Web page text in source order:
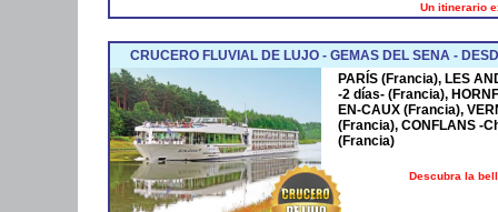
Un itinerario
CRUCERO FLUVIAL DE LUJO - GEMAS DEL SENA -
PARÍS (Francia), LES
-2 días- (Francia),
EN-CAUX (Francia),
(Francia), CONFLANS -
(Francia)
Descubra la